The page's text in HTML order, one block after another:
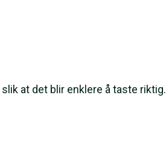
at det blir enklere å taste riktig.